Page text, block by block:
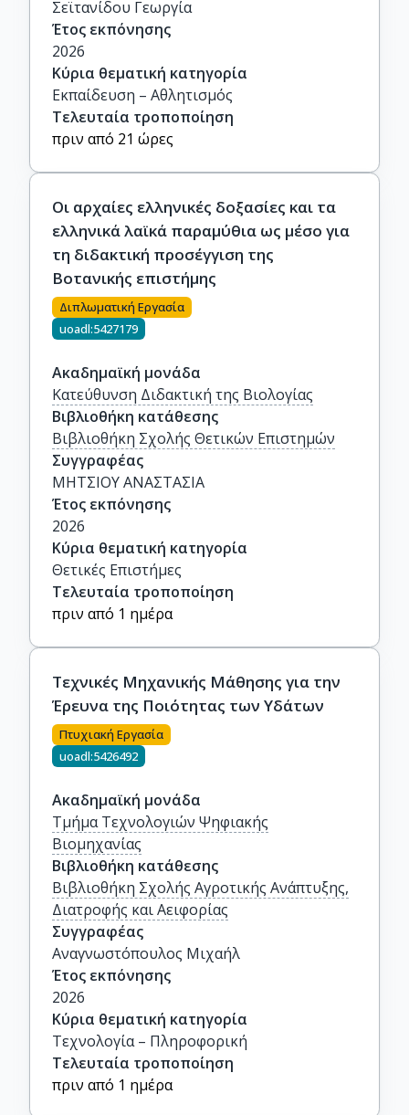
Σεϊτανίδου Γεωργία
Έτος εκπόνησης
2026
Κύρια θεματική κατηγορία
Εκπαίδευση – Αθλητισμός
Τελευταία τροποποίηση
πριν από 21 ώρες
Οι αρχαίες ελληνικές δοξασίες και τα
ελληνικά λαϊκά παραμύθια ως μέσο για
τη διδακτική προσέγγιση της
Βοτανικής επιστήμης
Διπλωματική Εργασία
uoadl:5427179
Ακαδημαϊκή μονάδα
Κατεύθυνση Διδακτική της Βιολογίας
Βιβλιοθήκη κατάθεσης
Βιβλιοθήκη Σχολής Θετικών Επιστημών
Συγγραφέας
ΜΗΤΣΙΟΥ ΑΝΑΣΤΑΣΙΑ
Έτος εκπόνησης
2026
Κύρια θεματική κατηγορία
Θετικές Επιστήμες
Τελευταία τροποποίηση
πριν από 1 ημέρα
Τεχνικές Μηχανικής Μάθησης για την
Έρευνα της Ποιότητας των Υδάτων
Πτυχιακή Εργασία
uoadl:5426492
Ακαδημαϊκή μονάδα
Τμήμα Τεχνολογιών Ψηφιακής
Βιομηχανίας
Βιβλιοθήκη κατάθεσης
Βιβλιοθήκη Σχολής Αγροτικής Ανάπτυξης,
Διατροφής και Αειφορίας
Συγγραφέας
Αναγνωστόπουλος Μιχαήλ
Έτος εκπόνησης
2026
Κύρια θεματική κατηγορία
Τεχνολογία – Πληροφορική
Τελευταία τροποποίηση
πριν από 1 ημέρα